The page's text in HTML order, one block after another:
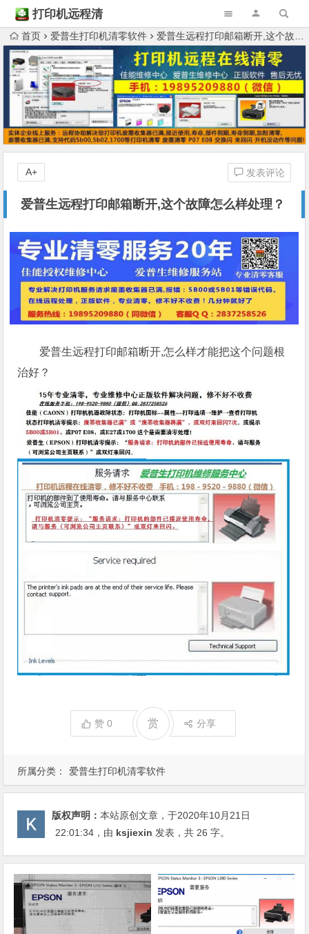
打印机远程清
零首页 爱普生打印机清零软件 爱普生远程打印邮箱断开,这个故障怎么样处理？
爱普生远程打印邮箱断开,这个故障怎么样处理？
发表评论
A+
所属分类： 爱普生打印机清零软件
爱普生远程打印邮箱断开,怎么样才能把这个问题根
治好？
赞0 赏 分享
版权声明：本站原创文章，于2020年10月21日
22:01:34 ，由 ksjiexin 发表，共 26 字。